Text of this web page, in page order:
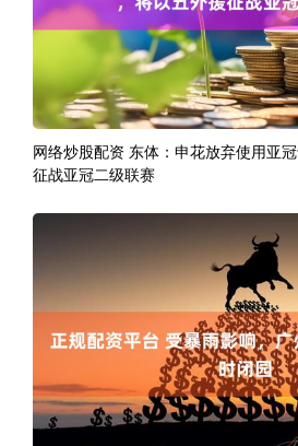
网络炒股配资 东体：申花放弃使用亚
征战亚冠二级联赛